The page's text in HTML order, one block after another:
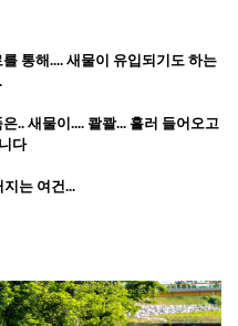
통해.... 새물이 유입되기도 하는
.. 새물이.... 콸콸... 흘러 들어오고
다
지는 여건...